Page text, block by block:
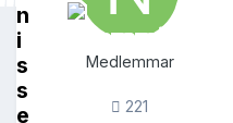
n
i
s
s
e
Medlemmar
221